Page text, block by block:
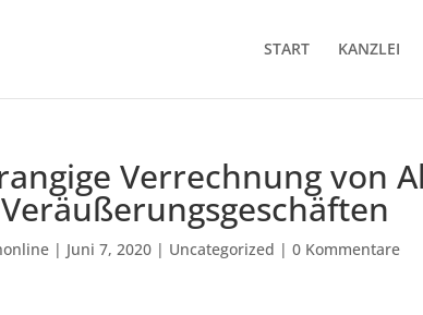
START KANZLEI
Verrechnung von
| Juni 7, 2020 | Uncategorized |0 Kommentare